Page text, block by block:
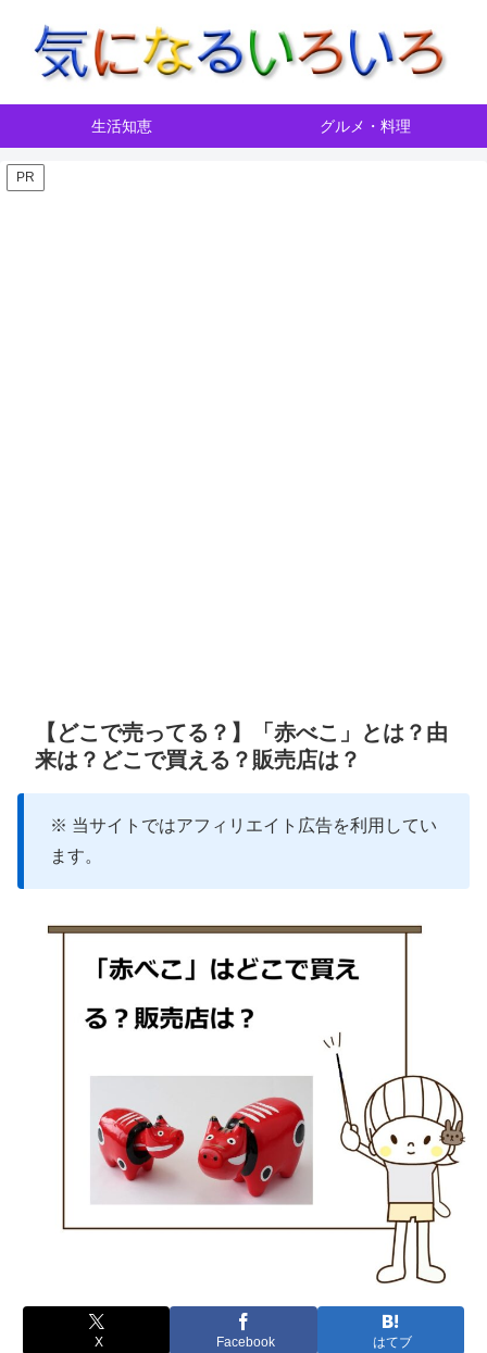
生活知恵 グルメ・料理
PR
【どこで売ってる？】「赤べこ」とは？由
来は？どこで買える？販売店は？
※ 当サイトではアフィリエイト広告を利用してい
ます。
X Facebook はてブ